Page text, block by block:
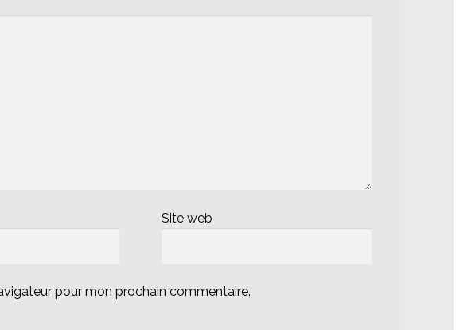
Site web
pour mon prochain commentaire.